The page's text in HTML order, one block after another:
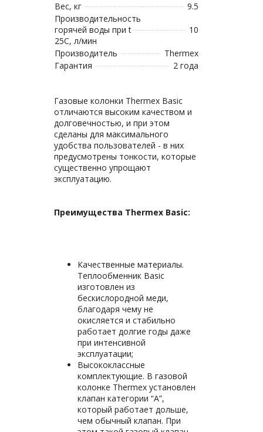
Вес, кг
9.5
Производительность
горячей воды при t
25C, л/мин
10
Производитель
Thermex
Гарантия
2 года
Газовые колонки Thermex Basic
отличаются высоким качеством и
долговечностью, и при этом
сделаны для максимального
удобства пользователей - в них
предусмотрены тонкости, которые
существенно упрощают
эксплуатацию.
Преимущества Thermex Basic:
Качественные материалы.
Теплообменник Basic
изготовлен из
бескислородной меди,
благодаря чему не
окисляется и стабильно
работает долгие годы даже
при интенсивной
эксплуатации;
Высококлассные
комплектующие. В газовой
колонке Thermex установлен
клапан категории “А”,
который работает дольше,
чем обычный клапан. При